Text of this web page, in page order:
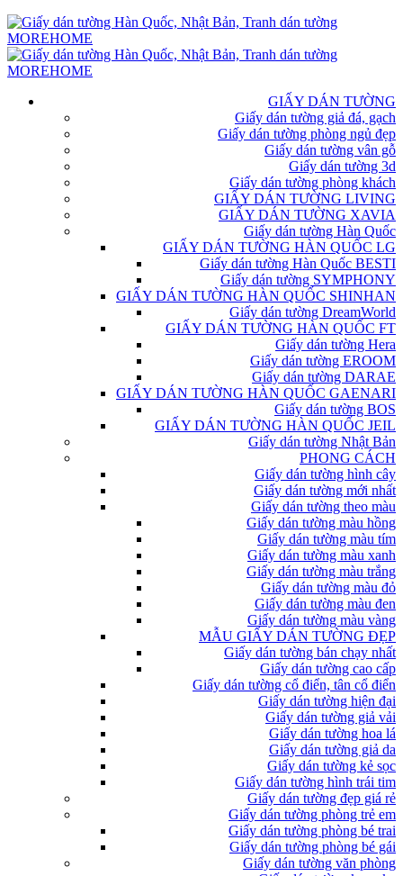
GIẤY DÁN TƯỜNG
Giấy dán tường giả đá, gạch
Giấy dán tường phòng ngủ đẹp
Giấy dán tường vân gỗ
Giấy dán tường 3d
Giấy dán tường phòng khách
GIẤY DÁN TƯỜNG LIVING
GIẤY DÁN TƯỜNG XAVIA
Giấy dán tường Hàn Quốc
GIẤY DÁN TƯỜNG HÀN QUỐC LG
Giấy dán tường Hàn Quốc BESTI
Giấy dán tường SYMPHONY
GIẤY DÁN TƯỜNG HÀN QUỐC SHINHAN
Giấy dán tường DreamWorld
GIẤY DÁN TƯỜNG HÀN QUỐC FT
Giấy dán tường Hera
Giấy dán tường EROOM
Giấy dán tường DARAE
GIẤY DÁN TƯỜNG HÀN QUỐC GAENARI
Giấy dán tường BOS
GIẤY DÁN TƯỜNG HÀN QUỐC JEIL
Giấy dán tường Nhật Bản
PHONG CÁCH
Giấy dán tường hình cây
Giấy dán tường mới nhất
Giấy dán tường theo màu
Giấy dán tường màu hồng
Giấy dán tường màu tím
Giấy dán tường màu xanh
Giấy dán tường màu trắng
Giấy dán tường màu đỏ
Giấy dán tường màu đen
Giấy dán tường màu vàng
MẪU GIẤY DÁN TƯỜNG ĐẸP
Giấy dán tường bán chạy nhất
Giấy dán tường cao cấp
Giấy dán tường cổ điển, tân cổ điển
Giấy dán tường hiện đại
Giấy dán tường giả vải
Giấy dán tường hoa lá
Giấy dán tường giả da
Giấy dán tường kẻ sọc
Giấy dán tường hình trái tim
Giấy dán tường đẹp giá rẻ
Giấy dán tường phòng trẻ em
Giấy dán tường phòng bé trai
Giấy dán tường phòng bé gái
Giấy dán tường văn phòng